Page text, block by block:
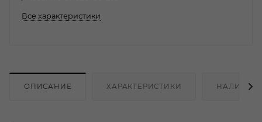
Все характеристики
ОПИСАНИЕ ХАРАКТЕРИСТИКИ НАЛИЧИЕ